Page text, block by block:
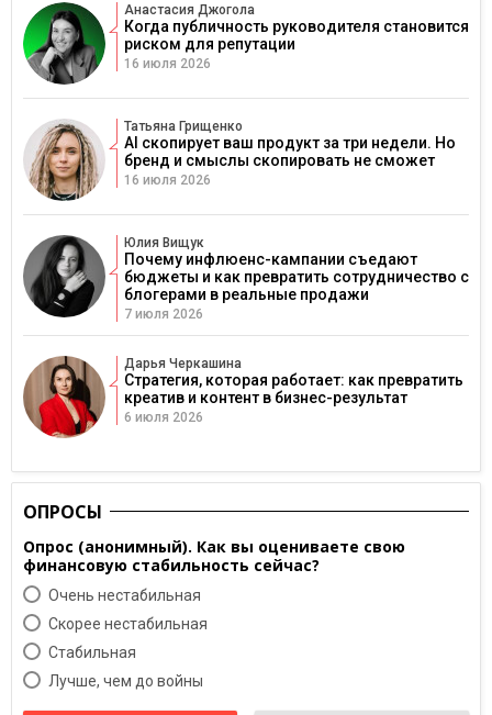
Анастасия Джогола
Когда публичность руководителя становится
риском для репутации
16 июля 2026
Татьяна Грищенко
AI скопирует ваш продукт за три недели. Но
бренд и смыслы скопировать не сможет
16 июля 2026
Юлия Вищук
Почему инфлюенс-кампании съедают
бюджеты и как превратить сотрудничество с
блогерами в реальные продажи
7 июля 2026
Дарья Черкашина
Стратегия, которая работает: как превратить
креатив и контент в бизнес-результат
6 июля 2026
ОПРОСЫ
Опрос (анонимный). Как вы оцениваете свою
финансовую стабильность сейчас?
Очень нестабильная
Скорее нестабильная
Cтабильная
Лучше, чем до войны